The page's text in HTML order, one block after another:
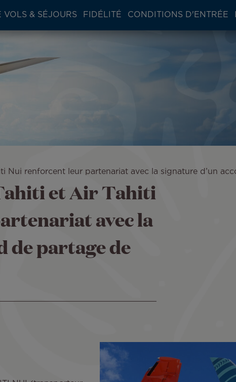
VOLS & SÉJOURS FIDÉLITÉ CONDITIONS D'ENTRÉE
Nui renforcent leur partenariat avec la signature d’un
et Air Tahiti
avec la
de partage de